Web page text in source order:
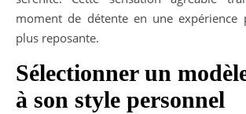
moment de détente en une expérience
plus reposante.
Sélectionner un
à son style personnel